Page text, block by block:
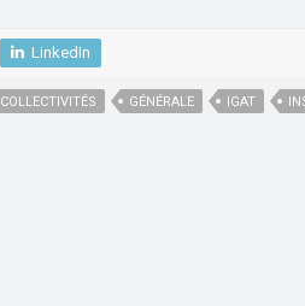
LinkedIn
COLLECTIVITÉS GÉNÉRALE IGAT